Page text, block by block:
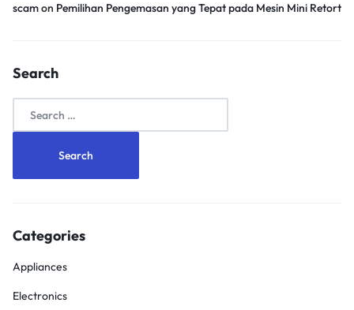
scamon Pemilihan Pengemasan yang Tepat pada Mesin Mini Retort
Search
Categories
Appliances
Electronics